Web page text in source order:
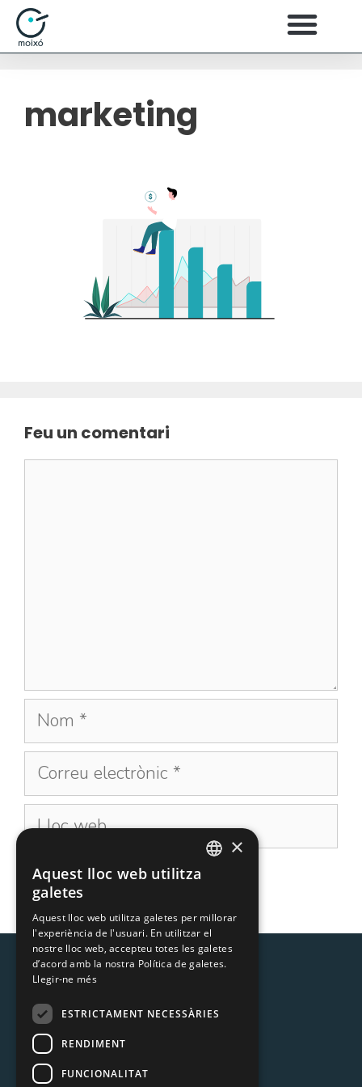
marketing
Feu un comentari
08037 Barcelona
×
Aquest lloc web utilitza
galetes
Aquest lloc web utilitza galetes per millorar
l'experiència de l'usuari. En utilitzar el
nostre lloc web, accepteu totes les galetes
d’acord amb la nostra Política de galetes.
Llegir-ne més
ESTRICTAMENT NECESSÀRIES
RENDIMENT
FUNCIONALITAT